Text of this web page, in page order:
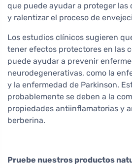
que puede ayudar a proteger las
y ralentizar el proceso de
Los estudios clínicos sugieren
tener efectos protectores en las
puede ayudar a prevenir
neurodegenerativas, como la
y la enfermedad de Parkinson.
probablemente se deben a la
propiedades antiinflamatorias y
berberina.
Pruebe nuestros productos